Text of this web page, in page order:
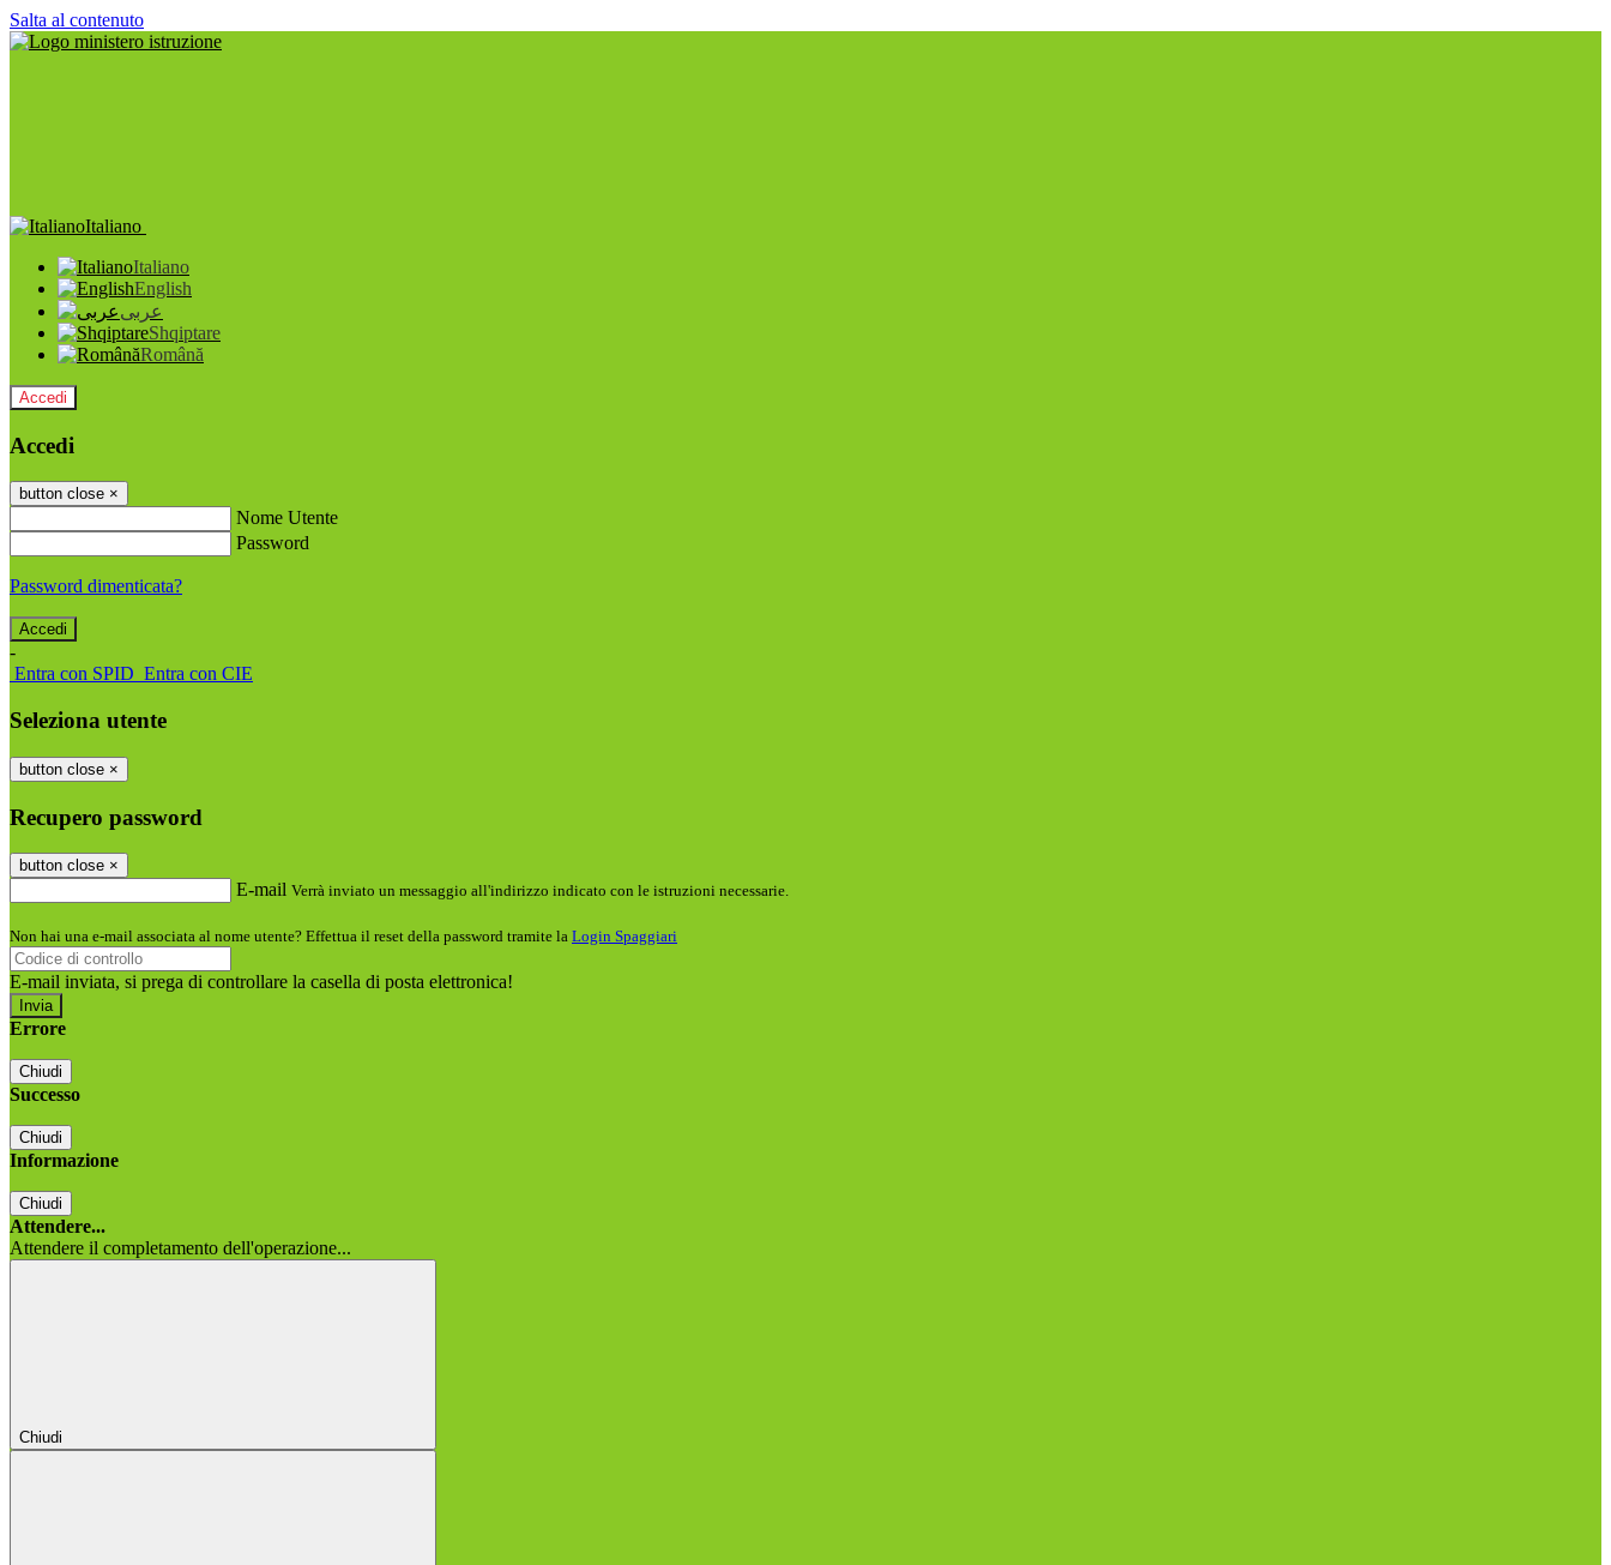
Salta al contenuto
Italiano
Italiano
English
عربى
Shqiptare
Română
Accedi
Accedi
button close ×
Nome Utente
Password
Password dimenticata?
-
Entra con SPID Entra con CIE
Seleziona utente
button close ×
Recupero password
button close ×
E-mail Verrà inviato un messaggio all'indirizzo indicato con le istruzioni necessarie.
Non hai una e-mail associata al nome utente? Effettua il reset della password tramite la Login Spaggiari
E-mail inviata, si prega di controllare la casella di posta elettronica!
Errore
Chiudi
Successo
Chiudi
Informazione
Chiudi
Attendere...
Attendere il completamento dell'operazione...
Chiudi